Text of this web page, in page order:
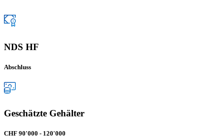
NDS HF
Abschluss
Geschätzte Gehälter
CHF 90'000 - 120'000